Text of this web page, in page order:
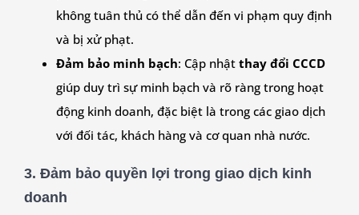
không tuân thủ có thể dẫn đến vi phạm quy định
và bị xử phạt.
Đảm bảo minh bạch: Cập nhật thay đổi CCCD
giúp duy trì sự minh bạch và rõ ràng trong hoạt
động kinh doanh, đặc biệt là trong các giao dịch
với đối tác, khách hàng và cơ quan nhà nước.
3. Đảm bảo quyền lợi trong giao dịch kinh
doanh